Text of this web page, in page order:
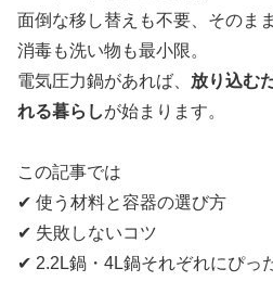
面倒な移し替えも不要、そのま
消毒も洗い物も最小限。
電気圧力鍋があれば、 放り込む
れる暮らしが始まります。
この記事では
✔ 使う材料と容器の選び方
✔ 失敗しないコツ
✔ 2.2L鍋・4L鍋それぞれにぴっ